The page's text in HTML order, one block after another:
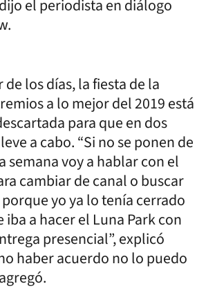
el periodista en diálogo
los días, la fiesta de la
a lo mejor del 2019 está
para que en dos
a cabo. “Si no se ponen de
semana voy a hablar con el
cambiar de canal o buscar
yo ya lo tenía cerrado
iba a hacer el Luna Park con
presencial”, explicó
haber acuerdo no lo puedo